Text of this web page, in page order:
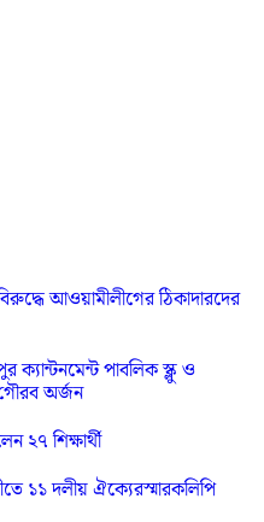
আওয়ামীলীগের ঠিকাদারদের
পাবলিক স্ক্লু ও
গৌরব অর্জন
২৭ শিক্ষার্থী
১১ দলীয় ঐক্যেরস্মারকলিপি